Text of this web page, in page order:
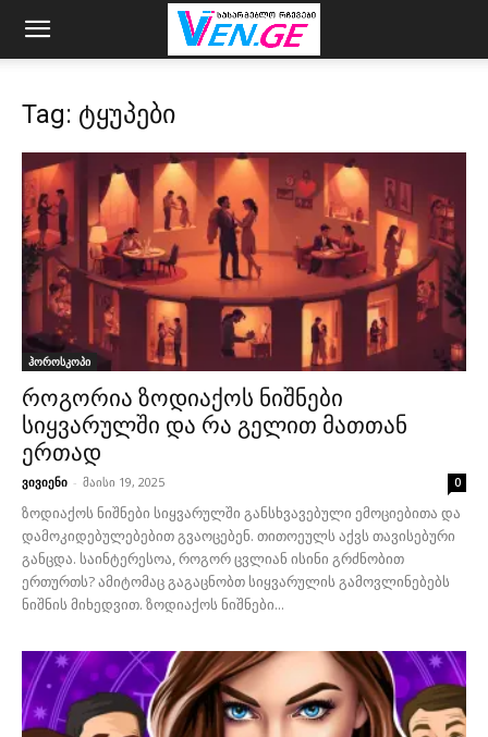
Tag: ტყუპები
ჰოროსკოპი
როგორია ზოდიაქოს ნიშნები
სიყვარულში და რა გელით მათთან
ერთად
ვივიენი - მაისი 19, 2025 0
ზოდიაქოს ნიშნები სიყვარულში განსხვავებული ემოციებითა და
დამოკიდებულებებით გვაოცებენ. თითოეულს აქვს თავისებური
განცდა. საინტერესოა, როგორ ცვლიან ისინი გრძნობით
ერთურთს? ამიტომაც გაგაცნობთ სიყვარულის გამოვლინებებს
ნიშნის მიხედვით. ზოდიაქოს ნიშნები...